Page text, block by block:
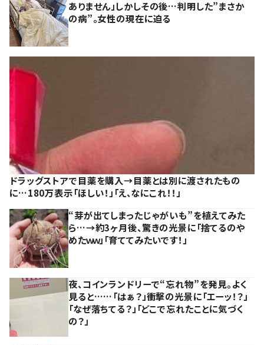
ありません」しかしその後…判明した”まさか
の病”。女性の現在に迫る
ドラッグストアで目薬を購入→目薬とは別に渡されたもの
に…180万表示「ほしい！」「え、なにこれ！！」
“芽が出てしまったじゃがいも”を植えてみた
ら…→約3ヶ月後、驚きの光景に「捨てるのや
めたｗｗ」「育ててみたいです！」
夜、コインランドリーで“忘れ物”を発見。よく
見ると……「はぁ？」衝撃の光景に「エーッ！？」
「なぜ落ちてる？」「どこで忘れたことに気づく
の？」